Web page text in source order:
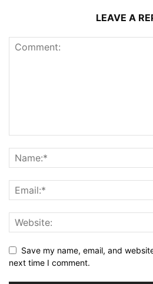
LEAVE A
Save my name, email, and
next time I comment.